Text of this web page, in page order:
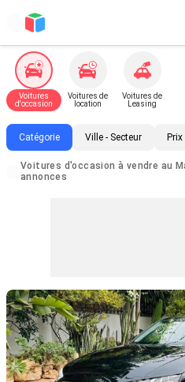
Voitures
d'occasion
Voitures de
location
Voitures de
Leasing
Catégorie Ville - Secteur Prix
Voitures d'occasion à vendre au Maroc : 121524
annonces